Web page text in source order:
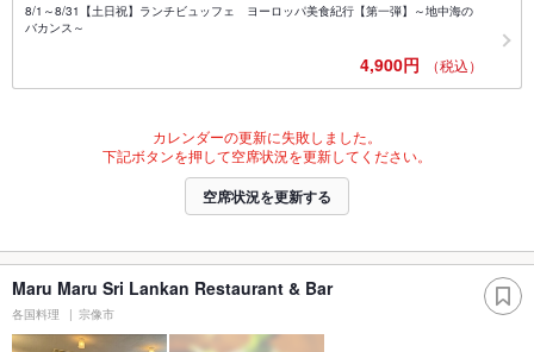
8/1～8/31【土日祝】ランチビュッフェ ヨーロッパ美食紀行【第一弾】～地中海の
バカンス～
4,900円 （税込）
カレンダーの更新に失敗しました。
下記ボタンを押して空席状況を更新してください。
空席状況を更新する
Maru Maru Sri Lankan Restaurant & Bar
各国料理 宗像市